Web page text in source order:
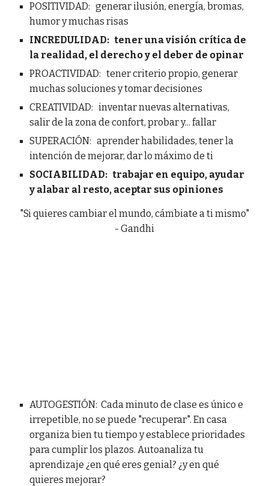
POSITIVIDAD: generar ilusión, energía, bromas,
humor y muchas risas
INCREDULIDAD: tener una visión crítica de
la realidad, el derecho y el deber de opinar
PROACTIVIDAD: tener criterio propio, generar
muchas soluciones y tomar decisiones
CREATIVIDAD: inventar nuevas alternativas,
salir de la zona de confort, probar y... fallar
SUPERACIÓN: aprender habilidades, tener la
intención de mejorar, dar lo máximo de ti
SOCIABILIDAD: trabajar en equipo, ayudar
y alabar al resto, aceptar sus opiniones
"Si quieres cambiar el mundo, cámbiate a ti mismo"
- Gandhi
AUTOGESTIÓN: Cada minuto de clase es único e
irrepetible, no se puede "recuperar". En casa
organiza bien tu tiempo y establece prioridades
para cumplir los plazos. Autoanaliza tu
aprendizaje ¿en qué eres genial? ¿y en qué
quieres mejorar?